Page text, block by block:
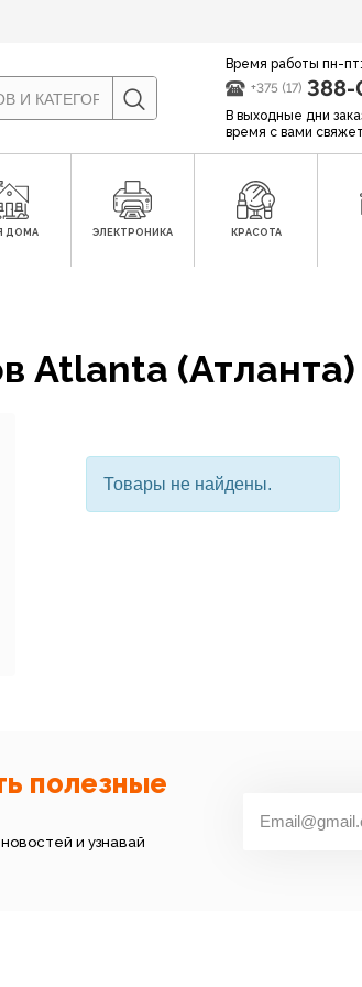
Время работы пн-
+375 (17) 388-
В выходные дни
время с вами
ДОМА ЭЛЕКТРОНИКА КРАСОТА
Atlanta (Атланта)
Товары не найдены.
полезные
и узнавай